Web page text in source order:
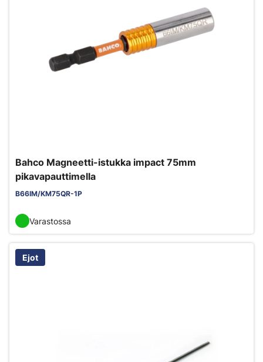
Bahco Magneetti-istukka impact 75mm
pikavapauttimella
B66IM/KM75QR-1P
Varastossa
Ejot